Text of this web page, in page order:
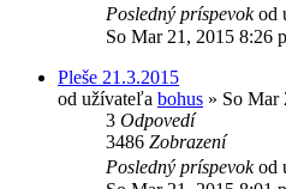
Posledný príspevokod
So Mar 21, 2015 8:26
Pleše 21.3.2015
od užívateľa bohus » So Mar
3 Odpovedí
3486 Zobrazení
Posledný príspevokod